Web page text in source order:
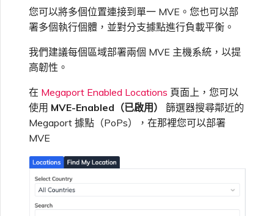
重設密碼
登入 Megaport Portal
服務佈建方式
合作夥伴代管帳戶
技術規格
限制與配額
終止 VXC
IBM Cloud Direct Link
Latitude.sh
Oracle Cloud Infrastructure
OVHcloud
Salesforce Express
Oracle MCR 連線
OVHcloud MCR 連線
Salesforce MCR 連線
MCR 路由管理
MCR Looking Glass（路由診
MCR 的 NAT 運作原理
MCR 私有雲端互聯
終止 MCR
管理安全設定
檢視作業日誌
監控維護和中斷事件
Megaport 授權書
Port 計費
MCR 計費
VXC、Megaport Internet 和
IX 計費
客戶註冊與入駐
建立至 Azure 的 VXC
建立至 Google Cloud 的
VXC
建立 Megaport Internet 連
使用 API 建立 MCR VXC
Megaport Terraform
Provider 常見問題
Megaport Terraform
建立 Juniper 私有連線
Megaport Terraform
Provider
客戶安全責任
您可以將多個位置連接到單一 MVE。您也可以部
署多個執行個體，並對分支據點進行負載平衡。
我們建議每個區域部署兩個 MVE 主機系統，以提
高韌性。
在 Megaport Enabled Locations 頁面上，您可以
使用 MVE-Enabled（已啟用）
篩選器搜尋鄰近的
Megaport 據點（PoPs），在那裡您可以部署
MVE